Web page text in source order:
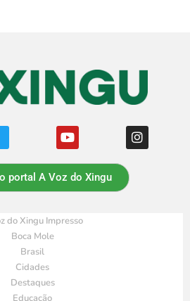
portal A Voz do Xingu
do Xingu Impresso
Boca Mole
Brasil
Cidades
Destaques
Educação